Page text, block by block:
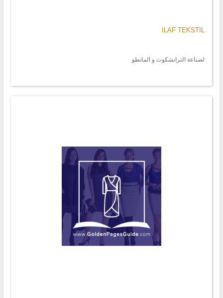
ILAF TEKSTIL
لصناعة الترانشكوت و المانطو